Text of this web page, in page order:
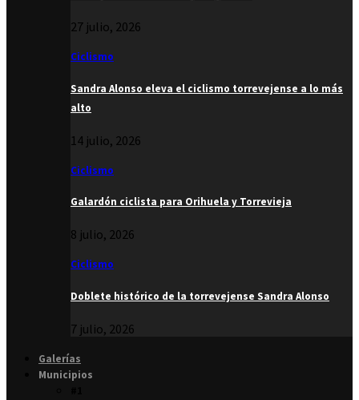
27 julio, 2026
Ciclismo
Sandra Alonso eleva el ciclismo torrevejense a lo más
alto
14 julio, 2026
Ciclismo
Galardón ciclista para Orihuela y Torrevieja
8 julio, 2026
Ciclismo
Doblete histórico de la torrevejense Sandra Alonso
7 julio, 2026
Galerías
Municipios